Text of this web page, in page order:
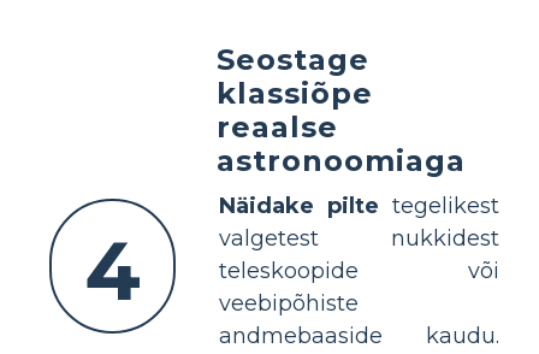
4
Seostage
klassiõpe
reaalse
astronoomiaga
Näidake pilte tegelikest
valgetest nukkidest
teleskoopide või
veebipõhiste
andmebaaside kaudu.